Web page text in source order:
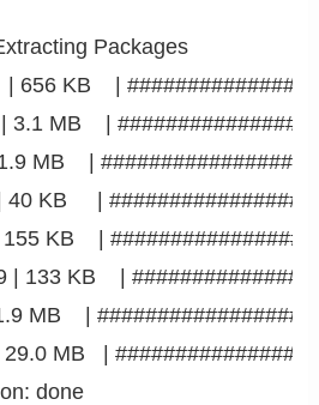
Packages
| 656 KB    |
3.1 MB    |
MB    |
40 KB     |
KB    |
| 133 KB    |
MB    |
MB   |
done